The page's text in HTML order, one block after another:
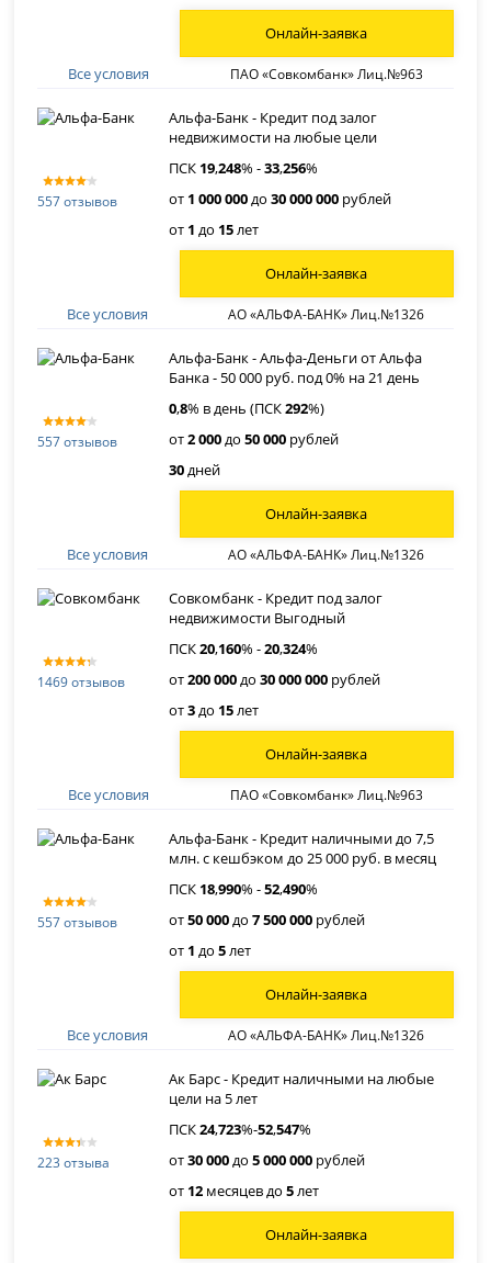
Все условия ПАО «Совкомбанк» Лиц.№963
Онлайн-заявка
557 отзывов
Альфа-Банк - Кредит под залог
недвижимости на любые цели
ПСК 19,248% -33,256%
от 1 000 000до30 000 000 рублей
от 1 до 15лет
Все условия АО «АЛЬФА-БАНК» Лиц.№1326
Онлайн-заявка
557 отзывов
Альфа-Банк - Альфа-Деньги от Альфа
Банка - 50 000 руб. под 0% на 21 день
0,8% в день (ПСК292%)
от2 000до50 000 рублей
30дней
Все условия АО «АЛЬФА-БАНК» Лиц.№1326
Онлайн-заявка
1469 отзывов
Совкомбанк - Кредит под залог
недвижимости Выгодный
ПСК20,160% -20,324%
от200 000до30 000 000 рублей
от3до 15лет
Все условия ПАО «Совкомбанк» Лиц.№963
Онлайн-заявка
557 отзывов
Альфа-Банк - Кредит наличными до 7,5
млн. с кешбэком до 25 000 руб. в месяц
ПСК 18,990% -52,490%
от50 000до7 500 000 рублей
от 1 до5лет
Все условия АО «АЛЬФА-БАНК» Лиц.№1326
Онлайн-заявка
223 отзыва
Ак Барс - Кредит наличными на любые
цели на 5 лет
ПСК24,723%-52,547%
от30 000до5 000 000 рублей
от 12 месяцев до5лет
Онлайн-заявка